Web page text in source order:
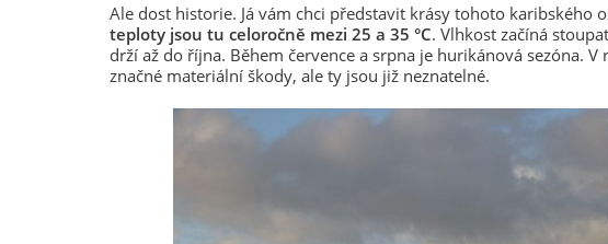
Ale dost historie. Já vám chci představit krásy tohoto karibského
teploty jsou tu celoročně mezi 25 a 35 °C. Vlhkost začíná
drží až do října. Během července a srpna je hurikánová sezóna.
značné materiální škody, ale ty jsou již neznatelné.